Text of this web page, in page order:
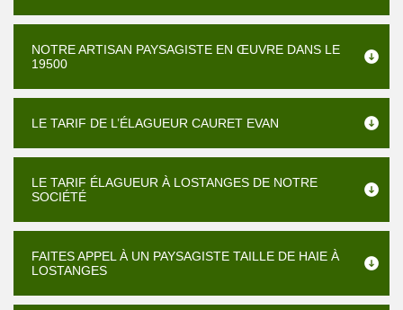
NOTRE ARTISAN PAYSAGISTE EN ŒUVRE DANS LE
19500
LE TARIF DE L’ÉLAGUEUR CAURET EVAN
LE TARIF ÉLAGUEUR À LOSTANGES DE NOTRE
SOCIÉTÉ
FAITES APPEL À UN PAYSAGISTE TAILLE DE HAIE À
LOSTANGES